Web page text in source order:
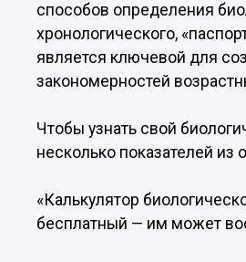
способов определения
хронологического,
является ключевой для
закономерностей
Чтобы узнать свой
несколько показателей
«Калькулятор
бесплатный — им может